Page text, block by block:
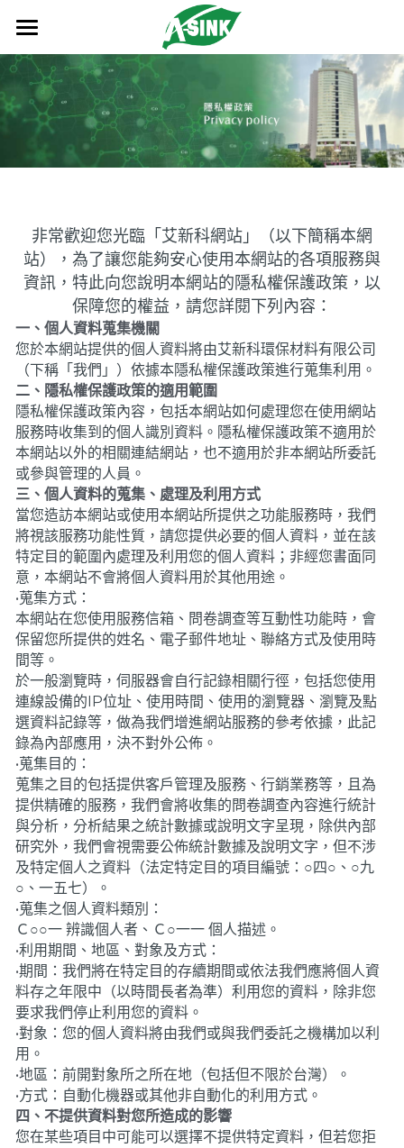
首頁
關於我們
品牌故事
企業理念
四大事業處
企業資質
產品及服務
奈米碳超薄散熱器
奈米碳擠型材散熱器
奈米碳其他散熱器
石墨烯散熱器
導熱介面材料
導熱硅膠片
PI導熱硅膠片
玻纖導熱硅膠片
導熱凝膠
導熱硅脂
依產品特性搜尋
奈米抗菌粉體塗料
奈米抗菌粉體塗料
功能性粉體
外觀性粉體
代客噴塗
機構件
壓鑄件
沖壓件
光模塊
其他產品
鏟齒
銅鋁複合材
散熱模組
水冷板
塔散
服務
散熱對策
噴塗服務
成功案例
成功案例
車用
網通
TV
模組
家電
仿真案例
車用
網通
TV
模組
家電
新聞中心
聯絡我們
熱模擬
搜索
繁體中文
繁體中文
简体中文
English
非常歡迎您光臨「艾新科網站」（以下簡稱本網
站），為了讓您能夠安心使用本網站的各項服務與
資訊，特此向您說明本網站的隱私權保護政策，以
保障您的權益，請您詳閱下列內容：
一、個人資料蒐集機關
您於本網站提供的個人資料將由艾新科環保材料有限公司
（下稱「我們」）依據本隱私權保護政策進行蒐集利用。
二、隱私權保護政策的適用範圍
隱私權保護政策內容，包括本網站如何處理您在使用網站
服務時收集到的個人識別資料。隱私權保護政策不適用於
本網站以外的相關連結網站，也不適用於非本網站所委託
或參與管理的人員。
三、個人資料的蒐集、處理及利用方式
當您造訪本網站或使用本網站所提供之功能服務時，我們
將視該服務功能性質，請您提供必要的個人資料，並在該
特定目的範圍內處理及利用您的個人資料；非經您書面同
意，本網站不會將個人資料用於其他用途。
•蒐集方式：
本網站在您使用服務信箱、問卷調查等互動性功能時，會
保留您所提供的姓名、電子郵件地址、聯絡方式及使用時
間等。
於一般瀏覽時，伺服器會自行記錄相關行徑，包括您使用
連線設備的IP位址、使用時間、使用的瀏覽器、瀏覽及點
選資料記錄等，做為我們增進網站服務的參考依據，此記
錄為內部應用，決不對外公佈。
•蒐集目的：
蒐集之目的包括提供客戶管理及服務、行銷業務等，且為
提供精確的服務，我們會將收集的問卷調查內容進行統計
與分析，分析結果之統計數據或說明文字呈現，除供內部
研究外，我們會視需要公佈統計數據及說明文字，但不涉
及特定個人之資料（法定特定目的項目編號：○四○、○九
○、一五七）。
•蒐集之個人資料類別：
Ｃ○○一 辨識個人者、Ｃ○一一 個人描述。
•利用期間、地區、對象及方式：
•期間：我們將在特定目的存續期間或依法我們應將個人資
料存之年限中（以時間長者為準）利用您的資料，除非您
要求我們停止利用您的資料。
•對象：您的個人資料將由我們或與我們委託之機構加以利
用。
•地區：前開對象所之所在地（包括但不限於台灣）。
•方式：自動化機器或其他非自動化的利用方式。
四、不提供資料對您所造成的影響
您在某些項目中可能可以選擇不提供特定資料，但若您拒